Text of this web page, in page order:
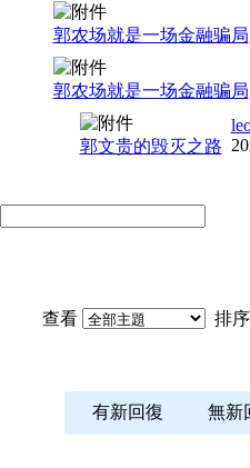
郭农场就是一场金融骗局
郭农场就是一场金融骗局
郭文贵的毁灭之路
查看 排
有新回復 無